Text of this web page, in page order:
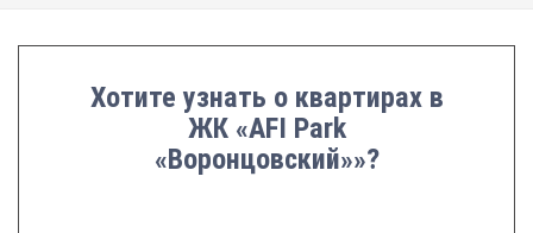
Хотите узнать о квартирах в
ЖК «AFI Park
«Воронцовский»»?